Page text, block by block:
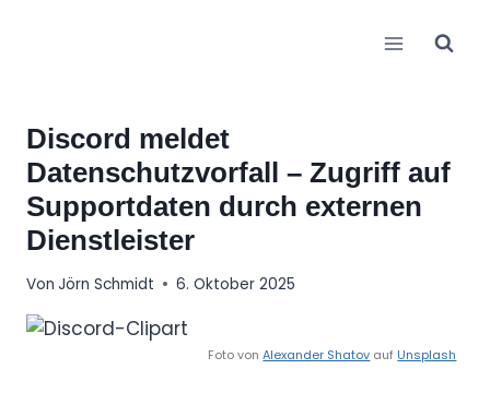
Discord meldet
Datenschutzvorfall – Zugriff auf
Supportdaten durch externen
Dienstleister
Von Jörn Schmidt 6. Oktober 2025
Foto vonAlexander Shatov auf Unsplash